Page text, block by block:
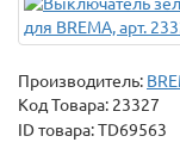
Производитель:
Код Товара: 23327
ID товара: TD69563